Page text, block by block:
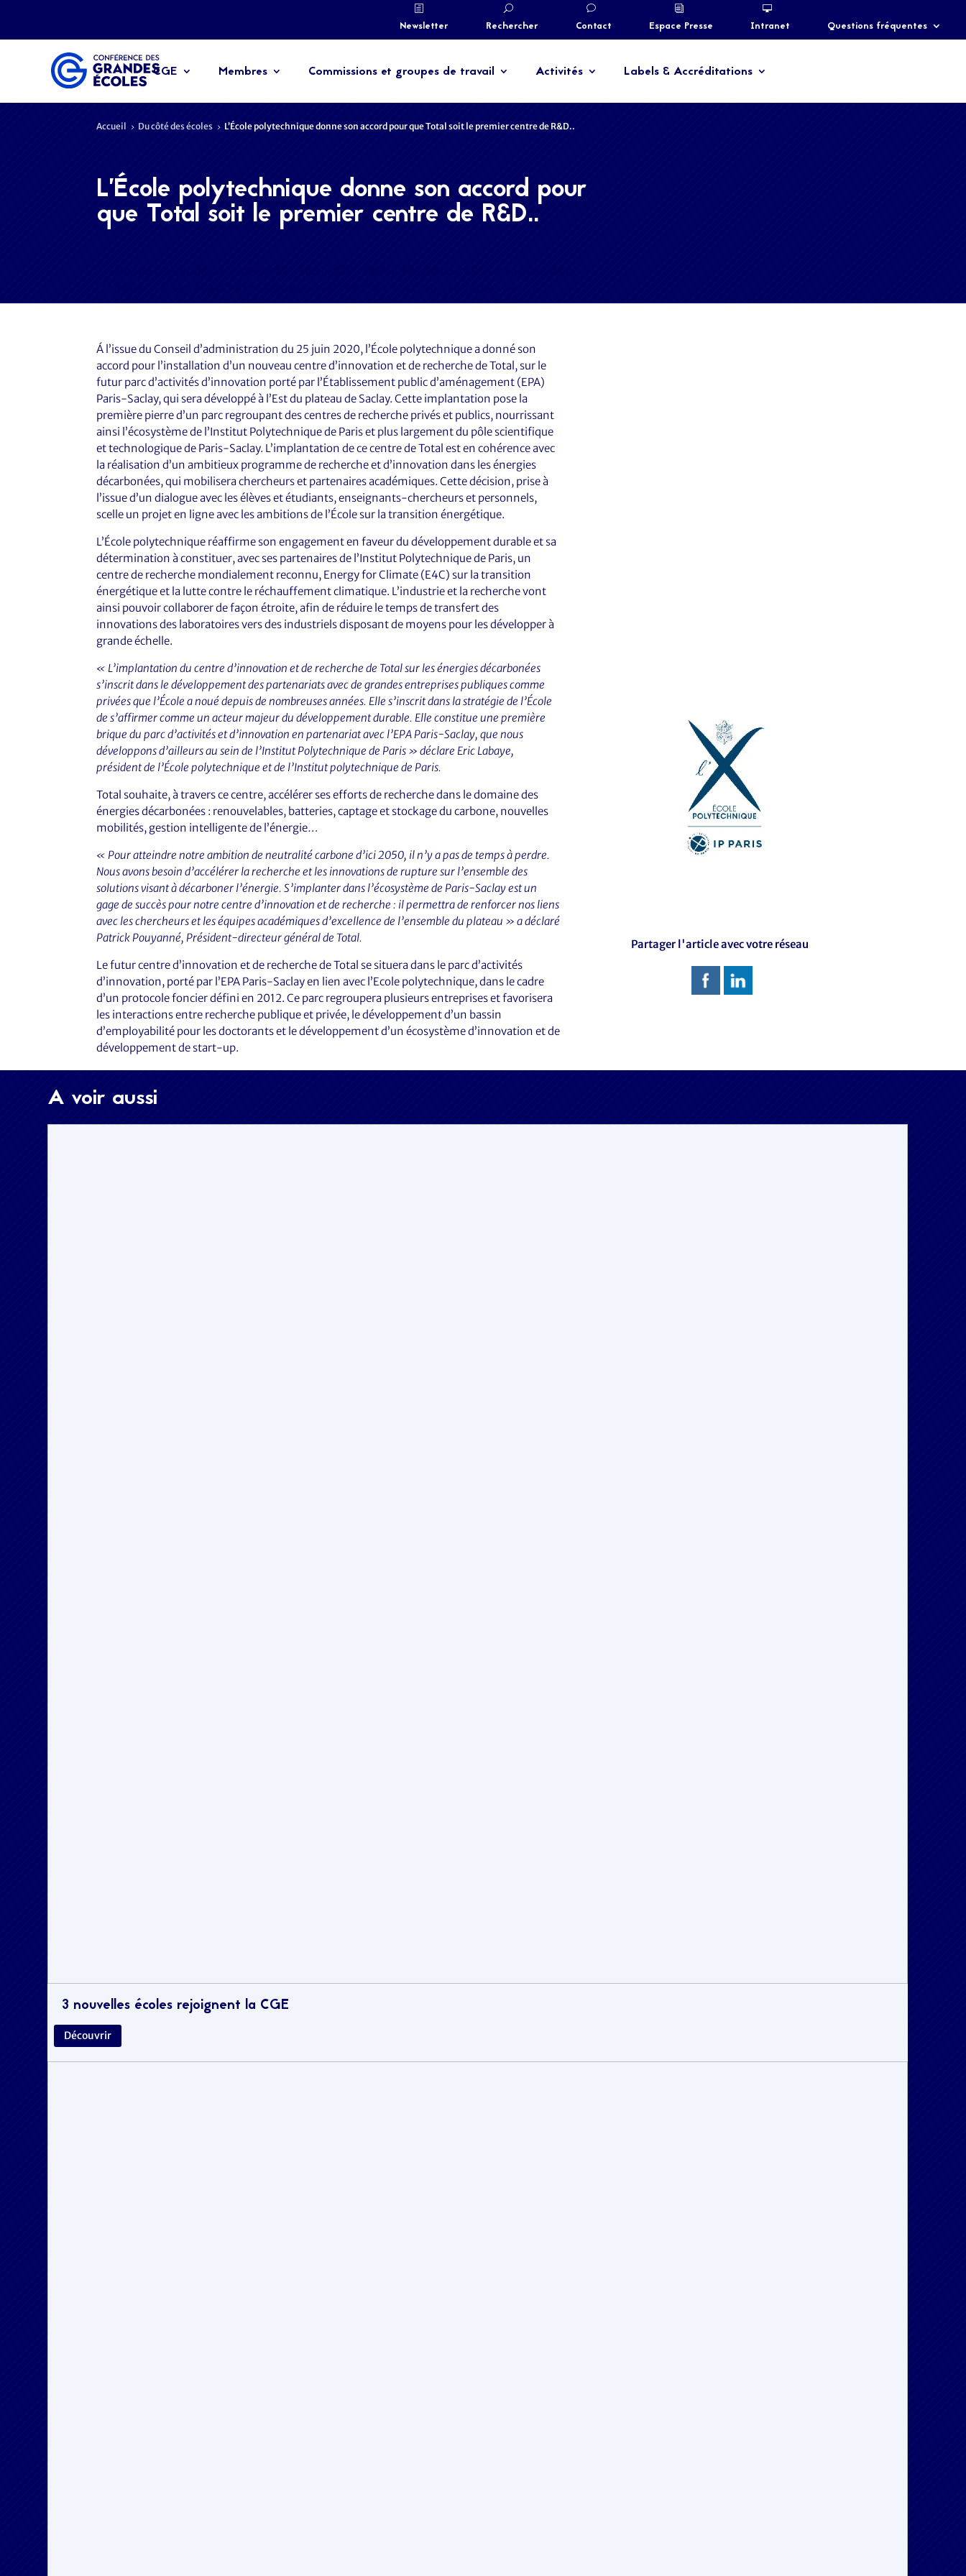
Newsletter Rechercher Contact Espace Presse Intranet Questions fréquentes
CGE Membres Commissions et groupes de travail Activités Labels & Accréditations
Accueil 5 Du côté des écoles 5 L’École polytechnique donne son accord pour que Total soit le premier centre de R&D..
L’École polytechnique donne son accord pour
que Total soit le premier centre de R&D..
Partager l'article avec votre réseau
Á l’issue du Conseil d’administration du 25 juin 2020, l’École polytechnique a donné son
accord pour l’installation d’un nouveau centre d’innovation et de recherche de Total, sur le
futur parc d’activités d’innovation porté par l’Établissement public d’aménagement (EPA)
Paris-Saclay, qui sera développé à l’Est du plateau de Saclay. Cette implantation pose la
première pierre d’un parc regroupant des centres de recherche privés et publics, nourrissant
ainsi l’écosystème de l’Institut Polytechnique de Paris et plus largement du pôle scientifique
et technologique de Paris-Saclay. L’implantation de ce centre de Total est en cohérence avec
la réalisation d’un ambitieux programme de recherche et d’innovation dans les énergies
décarbonées, qui mobilisera chercheurs et partenaires académiques. Cette décision, prise à
l’issue d’un dialogue avec les élèves et étudiants, enseignants-chercheurs et personnels,
scelle un projet en ligne avec les ambitions de l’École sur la transition énergétique.
L’École polytechnique réaffirme son engagement en faveur du développement durable et sa
détermination à constituer, avec ses partenaires de l’Institut Polytechnique de Paris, un
centre de recherche mondialement reconnu, Energy for Climate (E4C) sur la transition
énergétique et la lutte contre le réchauffement climatique. L’industrie et la recherche vont
ainsi pouvoir collaborer de façon étroite, afin de réduire le temps de transfert des
innovations des laboratoires vers des industriels disposant de moyens pour les développer à
grande échelle.
« L’implantation du centre d’innovation et de recherche de Total sur les énergies décarbonées
s’inscrit dans le développement des partenariats avec de grandes entreprises publiques comme
privées que l’École a noué depuis de nombreuses années. Elle s’inscrit dans la stratégie de l’École
de s’affirmer comme un acteur majeur du développement durable. Elle constitue une première
brique du parc d’activités et d’innovation en partenariat avec l’EPA Paris-Saclay, que nous
développons d’ailleurs au sein de l’Institut Polytechnique de Paris » déclare Eric Labaye,
président de l’École polytechnique et de l’Institut polytechnique de Paris.
Total souhaite, à travers ce centre, accélérer ses efforts de recherche dans le domaine des
énergies décarbonées : renouvelables, batteries, captage et stockage du carbone, nouvelles
mobilités, gestion intelligente de l’énergie…
« Pour atteindre notre ambition de neutralité carbone d’ici 2050, il n’y a pas de temps à perdre.
Nous avons besoin d’accélérer la recherche et les innovations de rupture sur l’ensemble des
solutions visant à décarboner l’énergie. S’implanter dans l’écosystème de Paris-Saclay est un
gage de succès pour notre centre d’innovation et de recherche : il permettra de renforcer nos liens
avec les chercheurs et les équipes académiques d’excellence de l’ensemble du plateau » a déclaré
Patrick Pouyanné, Président-directeur général de Total.
Le futur centre d’innovation et de recherche de Total se situera dans le parc d’activités
d’innovation, porté par l’EPA Paris-Saclay en lien avec l’Ecole polytechnique, dans le cadre
d’un protocole foncier défini en 2012. Ce parc regroupera plusieurs entreprises et favorisera
les interactions entre recherche publique et privée, le développement d’un bassin
d’employabilité pour les doctorants et le développement d’un écosystème d’innovation et de
développement de start-up.
A voir aussi
3 nouvelles écoles rejoignent la CGE
Découvrir